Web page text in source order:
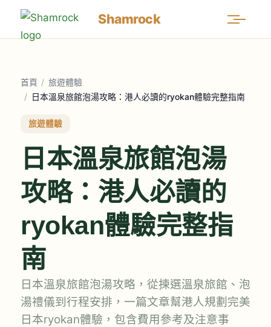
Shamrock
首頁 / 旅遊體驗
/ 日本溫泉旅館泡湯攻略：港人必讀的ryokan體驗完整指南
旅遊體驗
日本溫泉旅館泡湯
攻略：港人必讀的
ryokan體驗完整指
南
日本溫泉旅館泡湯攻略，從揀選溫泉旅館、泡
湯禮儀到行程安排，一篇文章幫港人規劃完美
日本ryokan體驗，包含費用參考及注意事